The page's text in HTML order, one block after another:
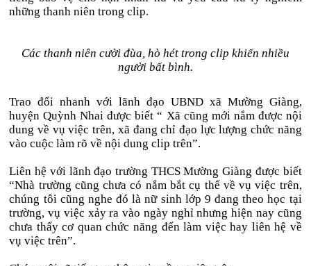
những thanh niên trong clip.
Các thanh niên cười đùa, hò hét trong clip khiến nhiều
người bất bình.
Trao đổi nhanh với lãnh đạo UBND xã Mường Giàng,
huyện Quỳnh Nhai được biết “ Xã cũng mới nắm được nội
dung về vụ việc trên, xã đang chỉ đạo lực lượng chức năng
vào cuộc làm rõ về nội dung clip trên”.
Liên hệ với lãnh đạo trường THCS Mường Giàng được biết
“Nhà trường cũng chưa có nắm bắt cụ thể về vụ việc trên,
chúng tôi cũng nghe đó là nữ sinh lớp 9 đang theo học tại
trường, vụ việc xảy ra vào ngày nghỉ nhưng hiện nay cũng
chưa thấy cơ quan chức năng đến làm việc hay liên hệ về
vụ việc trên”.